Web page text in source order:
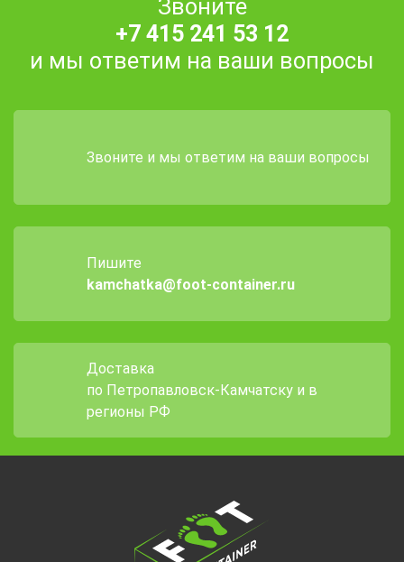
Звоните
+7 415 241 53 12
и мы ответим на ваши вопросы
Звоните и мы ответим на ваши вопросы
Пишите
kamchatka@foot-container.ru
Доставка
по Петропавловск-Камчатску и в
регионы РФ